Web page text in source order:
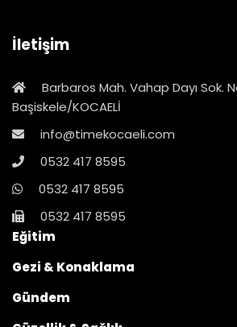
İletişim
Barbaros Mah. Vahap Dayı Sok.
Başiskele/KOCAELİ
info@timekocaeli.com
0532 417 8595
0532 417 8595
0532 417 8595
Eğitim
Gezi & Konaklama
Gündem